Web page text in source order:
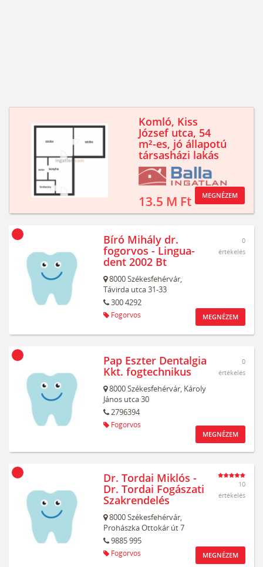
Komló, Kiss
József utca, 54
m²-es, jó állapotú
társasházi lakás
13.5 M Ft MEGNÉZEM
Bíró Mihály dr.
fogorvos - Lingua-
dent 2002 Bt
8000Székesfehérvár,
Távirda utca 31-33
300 4292
Fogorvos
0
értékelés
MEGNÉZEM
Pap Eszter Dentalgia
Kkt. fogtechnikus
8000Székesfehérvár, Károly
János utca 30
2796394
Fogorvos
0
értékelés
MEGNÉZEM
Dr. Tordai Miklós -
Dr. Tordai Fogászati
Szakrendelés
8000Székesfehérvár,
Prohászka Ottokár út 7
9885 995
Fogorvos
10
értékelés
MEGNÉZEM